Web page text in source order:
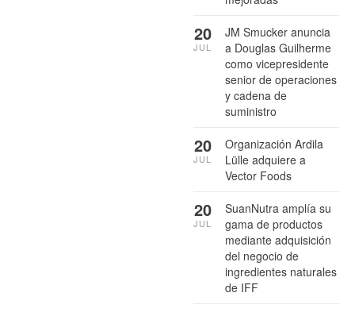
JM Smucker anuncia
a Douglas Guilherme
como vicepresidente
senior de operaciones
y cadena de
suministro
20
JUL
Organización Ardila
Lülle adquiere a
Vector Foods
20
JUL
SuanNutra amplía su
gama de productos
mediante adquisición
del negocio de
ingredientes naturales
de IFF
20
JUL